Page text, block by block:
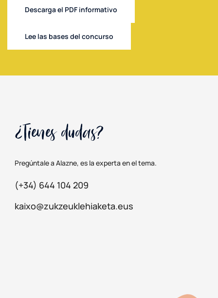
Descarga el PDF informativo
Lee las bases del concurso
¿Tienes dudas?
Pregúntale a Alazne, es la experta en el tema.
(+34) 644 104 209
kaixo@zukzeuklehiaketa.eus